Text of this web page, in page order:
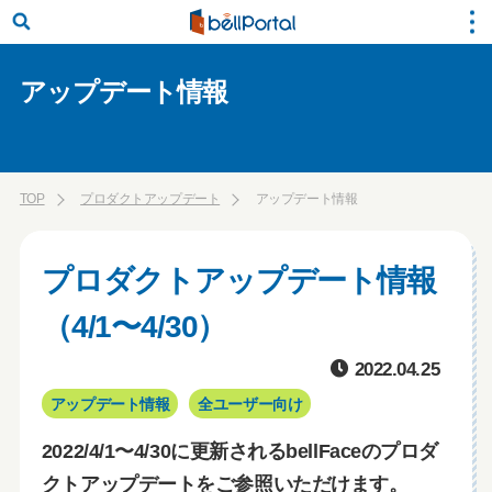
アップデート情報
TOP プロダクトアップデート アップデート情報
プロダクトアップデート情報
（4/1〜4/30）
2022.04.25
アップデート情報 全ユーザー向け
2022/4/1〜4/30に更新されるbellFaceのプロダ
クトアップデートをご参照いただけます。